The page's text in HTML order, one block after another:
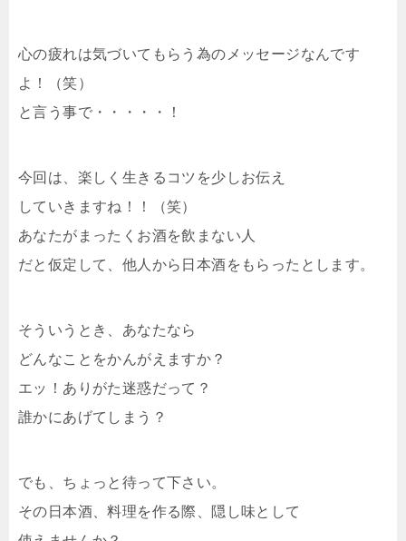
心の疲れは気づいてもらう為のメッセージなんです
よ！（笑）
と言う事で・・・・・！
今回は、楽しく生きるコツを少しお伝え
していきますね！！（笑）
あなたがまったくお酒を飲まない人
だと仮定して、他人から日本酒をもらったとします。
そういうとき、あなたなら
どんなことをかんがえますか？
エッ！ありがた迷惑だって？
誰かにあげてしまう？
でも、ちょっと待って下さい。
その日本酒、料理を作る際、隠し味として